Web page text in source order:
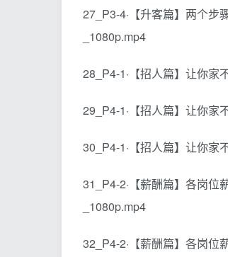
27_P3-4·【升客篇】两个步
_1080p.mp4
28_P4-1·【招人篇】让你家
29_P4-1·【招人篇】让你家
30_P4-1·【招人篇】让你
31_P4-2·【薪酬篇】各岗位
_1080p.mp4
32_P4-2·【薪酬篇】各岗位